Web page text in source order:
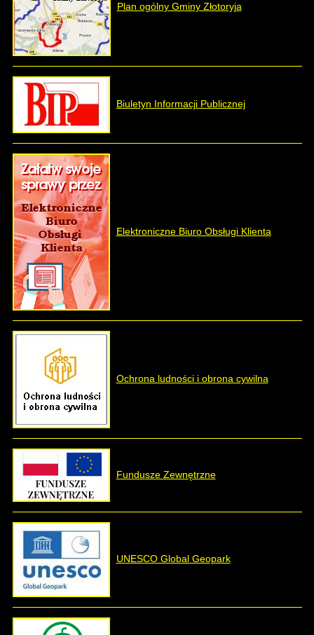
Plan ogólny Gminy Złotoryja
Biuletyn Informacji Publicznej
Elektroniczne Biuro Obsługi Klienta
Ochrona ludności i obrona cywilna
Fundusze Zewnętrzne
UNESCO Global Geopark